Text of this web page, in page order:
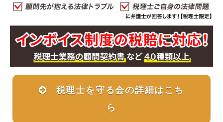
税理士を守る会の詳細はこち
ら